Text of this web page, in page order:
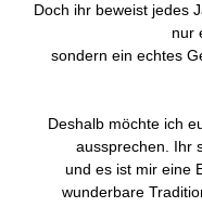
Doch ihr beweist jedes
nur
sondern ein echtes
Deshalb möchte ich
aussprechen. Ihr
und es ist mir eine
wunderbare